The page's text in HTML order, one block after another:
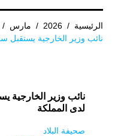
الرئيسية /
2026
/ مارس /
نائب وزير الخارجية يستقبل
نائب وزير الخارجية
لدى المملكة
صحيفة البلاد